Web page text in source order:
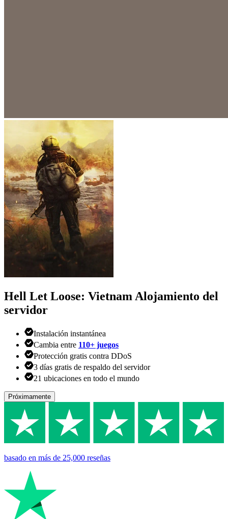
Hell Let Loose: Vietnam Alojamiento del
servidor
Instalación instantánea
Cambia entre 110+ juegos
Protección gratis contra DDoS
3 días gratis de respaldo del servidor
21 ubicaciones en todo el mundo
Próximamente
basado en más de 25,000 reseñas